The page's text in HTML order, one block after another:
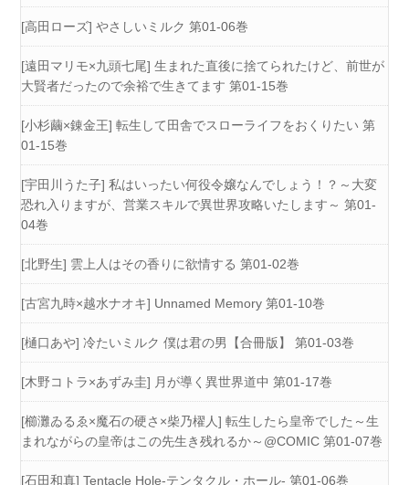
[高田ローズ] やさしいミルク 第01-06巻
[遠田マリモ×九頭七尾] 生まれた直後に捨てられたけど、前世が
大賢者だったので余裕で生きてます 第01-15巻
[小杉繭×錬金王] 転生して田舎でスローライフをおくりたい 第
01-15巻
[宇田川うた子] 私はいったい何役令嬢なんでしょう！？～大変
恐れ入りますが、営業スキルで異世界攻略いたします～ 第01-
04巻
[北野生] 雲上人はその香りに欲情する 第01-02巻
[古宮九時×越水ナオキ] Unnamed Memory 第01-10巻
[樋口あや] 冷たいミルク 僕は君の男【合冊版】 第01-03巻
[木野コトラ×あずみ圭] 月が導く異世界道中 第01-17巻
[櫛灘ゐるゑ×魔石の硬さ×柴乃櫂人] 転生したら皇帝でした～生
まれながらの皇帝はこの先生き残れるか～@COMIC 第01-07巻
[石田和真] Tentacle Hole-テンタクル・ホール- 第01-06巻